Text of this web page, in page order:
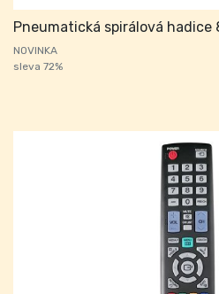
Pneumatická spirálová hadice
NOVINKA
sleva 72%